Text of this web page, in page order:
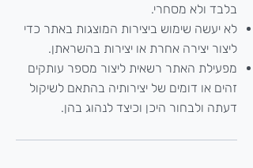
בלבד ולא מסחרי.
לא יעשה שימוש ביצירות המוצגות באתר כדי
ליצור יצירה אחרת או יצירות בהשראתן.
מפעילת האתר רשאית ליצור מספר עותקים
זהים או דומים של יצירותיה בהתאם לשיקול
דעתה ולבחור היכן וכיצד לנהוג בהן.